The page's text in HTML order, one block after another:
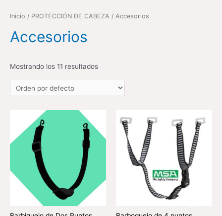
Inicio / PROTECCIÓN DE CABEZA / Accesorios
Accesorios
Mostrando los 11 resultados